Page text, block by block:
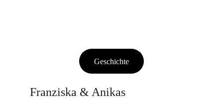
Franziska & Anikas
Geschichte